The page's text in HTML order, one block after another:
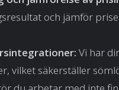
och jämför
Vi har
vilket säkerställer